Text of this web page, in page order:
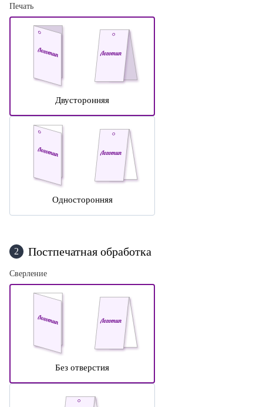
Печать
Двусторонняя
Односторонняя
2 Постпечатная обработка
Сверление
Без отверстия